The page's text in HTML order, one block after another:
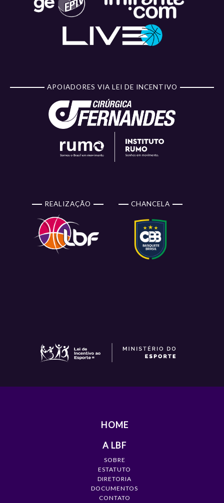
APOIADORES VIA LEI DE INCENTIVO
REALIZAÇÃO CHANCELA
HOME
A LBF
SOBRE
ESTATUTO
DIRETORIA
DOCUMENTOS
CONTATO